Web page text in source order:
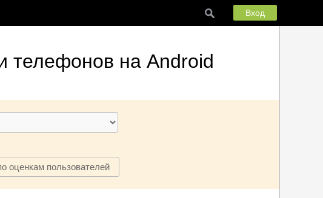
Вход
телефонов на Android
оценкам пользователей